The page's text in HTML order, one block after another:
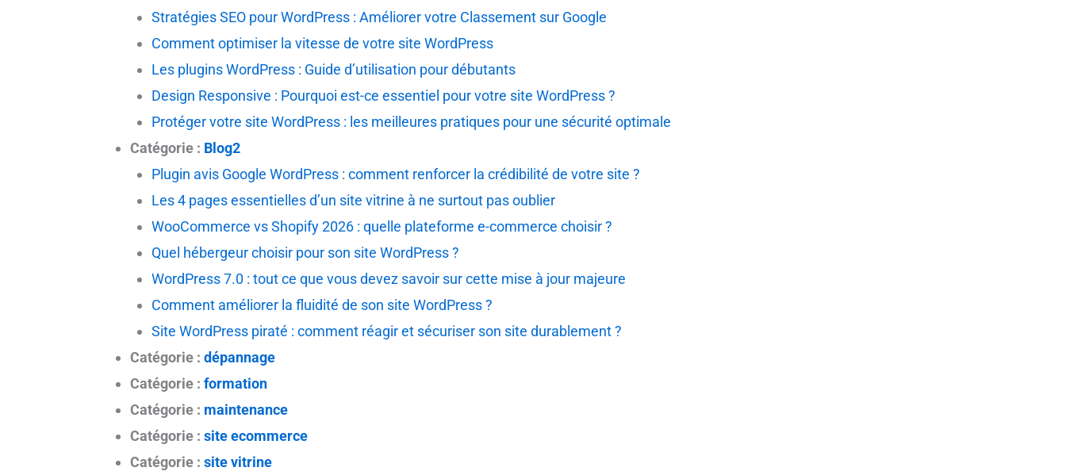
Stratégies SEO pour WordPress : Améliorer votre Classement sur Google
Comment optimiser la vitesse de votre site WordPress
Les plugins WordPress : Guide d’utilisation pour débutants
Design Responsive : Pourquoi est-ce essentiel pour votre site WordPress ?
Protéger votre site WordPress : les meilleures pratiques pour une sécurité optimale
Catégorie : Blog2
Plugin avis Google WordPress : comment renforcer la crédibilité de votre site ?
Les 4 pages essentielles d’un site vitrine à ne surtout pas oublier
WooCommerce vs Shopify 2026 : quelle plateforme e-commerce choisir ?
Quel hébergeur choisir pour son site WordPress ?
WordPress 7.0 : tout ce que vous devez savoir sur cette mise à jour majeure
Comment améliorer la fluidité de son site WordPress ?
Site WordPress piraté : comment réagir et sécuriser son site durablement ?
Catégorie : dépannage
Catégorie : formation
Catégorie : maintenance
Catégorie : site ecommerce
Catégorie : site vitrine